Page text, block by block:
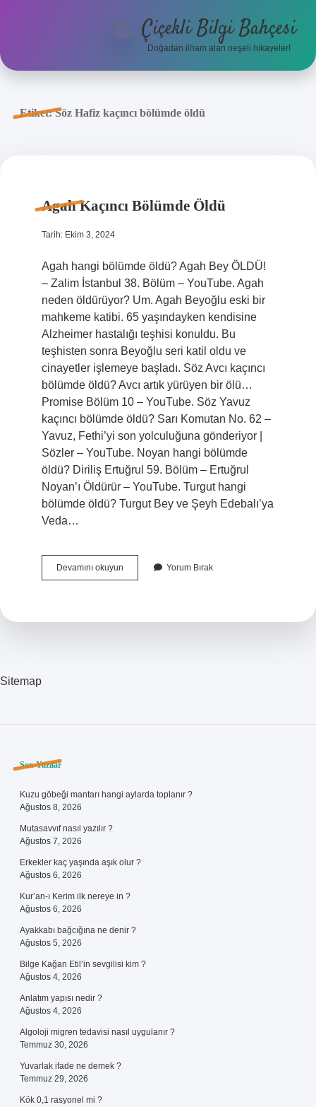
Anasayfa
menüyüÇiçekli Bilgi Bahçesi
Doğadan ilham alan neşeli hikayeler!
Etiket:Söz Hafiz kaçıncı bölümde öldü
Agah Kaçıncı Bölümde Öldü
Tarih: Ekim 3, 2024
Agah hangi bölümde öldü? Agah Bey ÖLDÜ!
– Zalim İstanbul 38. Bölüm – YouTube. Agah
neden öldürüyor? Um. Agah Beyoğlu eski bir
mahkeme katibi. 65 yaşındayken kendisine
Alzheimer hastalığı teşhisi konuldu. Bu
teşhisten sonra Beyoğlu seri katil oldu ve
cinayetler işlemeye başladı. Söz Avcı kaçıncı
bölümde öldü? Avcı artık yürüyen bir ölü…
Promise Bölüm 10 – YouTube. Söz Yavuz
kaçıncı bölümde öldü? Sarı Komutan No. 62 –
Yavuz, Fethi’yi son yolculuğuna gönderiyor |
Sözler – YouTube. Noyan hangi bölümde
öldü? Diriliş Ertuğrul 59. Bölüm – Ertuğrul
Noyan’ı Öldürür – YouTube. Turgut hangi
bölümde öldü? Turgut Bey ve Şeyh Edebalı’ya
Veda…
Devamını okuyunAgah
Kaçıncı
Yorum Bırak
Sitemap
Sidebar
Son Yazılar
Kuzu göbeği mantarı hangi aylarda toplanır ?
Ağustos 8, 2026
Mutasavvıf nasıl yazılır ?
Ağustos 7, 2026
Erkekler kaç yaşında aşık olur ?
Ağustos 6, 2026
Kur’an-ı Kerim ilk nereye in ?
Ağustos 6, 2026
Ayakkabı bağcığına ne denir ?
Ağustos 5, 2026
Bilge Kağan Etil’in sevgilisi kim ?
Ağustos 4, 2026
Anlatım yapısı nedir ?
Ağustos 4, 2026
Algoloji migren tedavisi nasıl uygulanır ?
Temmuz 30, 2026
Yuvarlak ifade ne demek ?
Temmuz 29, 2026
Kök 0,1 rasyonel mi ?